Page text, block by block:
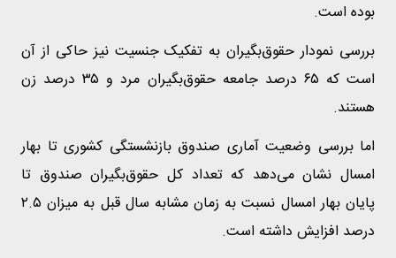
بوده است.
بررسی نمودار حقوق‌بگیران به تفکیک جنسیت نیز حاکی از آن
است که ۶۵ درصد جامعه حقوق‌بگیران مرد و ۳۵ درصد زن
هستند.
اما بررسی وضعیت آماری صندوق بازنشستگی کشوری تا بهار
امسال نشان می‌دهد که تعداد کل حقوق‌بگیران صندوق تا
پایان بهار امسال نسبت به زمان مشابه سال قبل به میزان ۲.۵
درصد افزایش داشته است.